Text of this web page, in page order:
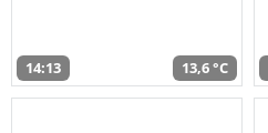
14:13 13,6 °C